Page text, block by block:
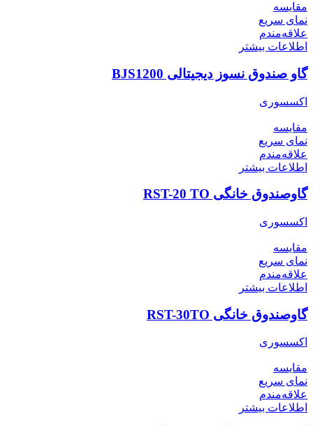
مقایسه
نمای سریع
علاقه‌مندم
اطلاعات بیشتر
گاو صندوق نسوز دیجیتالی BJS1200
اکسسوری
مقایسه
نمای سریع
علاقه‌مندم
اطلاعات بیشتر
گاوصندوق خانگی RST-20 TO
اکسسوری
مقایسه
نمای سریع
علاقه‌مندم
اطلاعات بیشتر
گاوصندوق خانگی RST-30TO
اکسسوری
مقایسه
نمای سریع
علاقه‌مندم
اطلاعات بیشتر